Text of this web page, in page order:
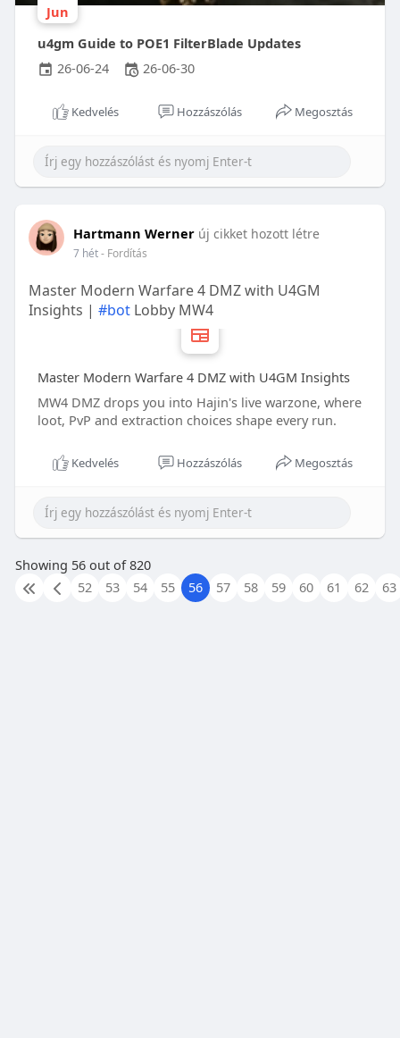
Jun
u4gm Guide to POE1 FilterBlade Updates
26-06-24
26-06-30
Kedvelés Hozzászólás Megosztás
Hartmann Werner új cikket hozott létre
7 hét- Fordítás
Master Modern Warfare 4 DMZ with U4GM
Insights | #botLobby MW4
Master Modern Warfare 4 DMZ with U4GM Insights
MW4 DMZ drops you into Hajin's live warzone, where
loot, PvP and extraction choices shape every run.
Kedvelés Hozzászólás Megosztás
Showing 56 out of 820
52
53 54 55 56 57 58 59 60 61 62 63